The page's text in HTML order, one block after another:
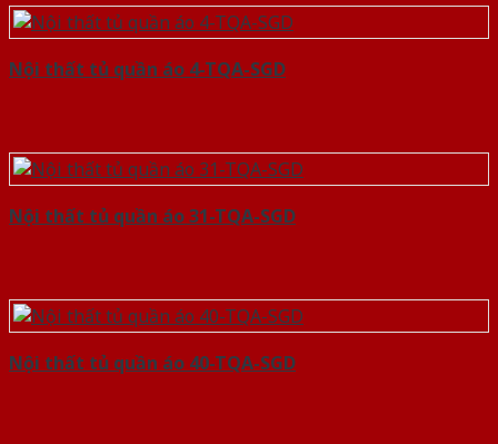
Nội thất tủ quần áo 4-TQA-SGD
Nội thất tủ quần áo 31-TQA-SGD
Nội thất tủ quần áo 40-TQA-SGD